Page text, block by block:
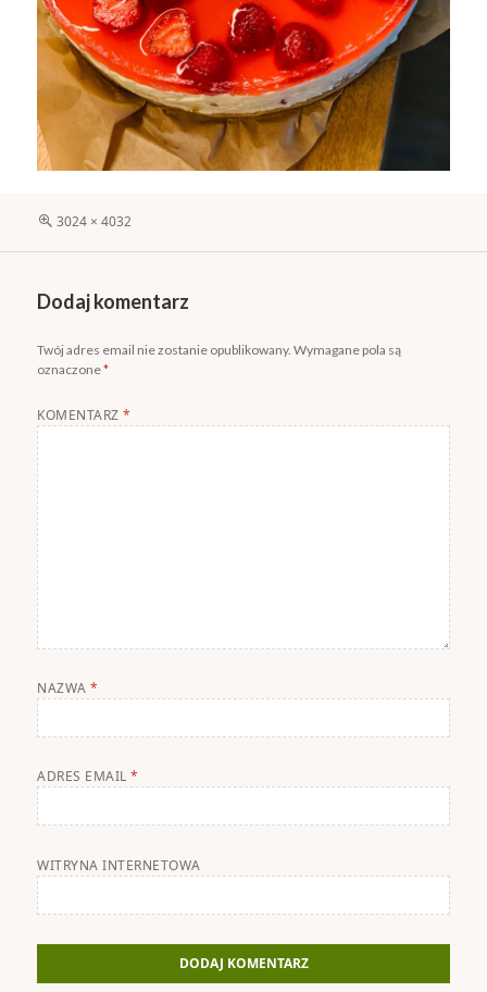
Pełny
3024 × 4032
Dodaj komentarz
Twój adres email nie zostanie opublikowany. Wymagane pola są
oznaczone*
KOMENTARZ*
NAZWA*
ADRES EMAIL*
WITRYNA INTERNETOWA